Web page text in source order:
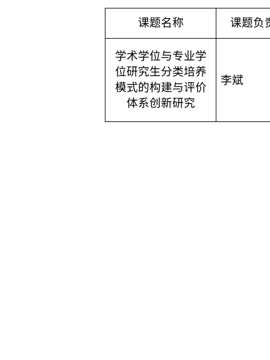
课题名称 课题负
学术学位与专业学
位研究生分类培养
模式的构建与评价
体系创新研究
李斌